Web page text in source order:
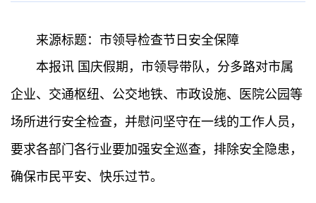
来源标题：市领导检查节日安全保障
本报讯 国庆假期，市领导带队，分多路对市属
企业、交通枢纽、公交地铁、市政设施、医院公园等
场所进行安全检查，并慰问坚守在一线的工作人员，
要求各部门各行业要加强安全巡查，排除安全隐患，
确保市民平安、快乐过节。